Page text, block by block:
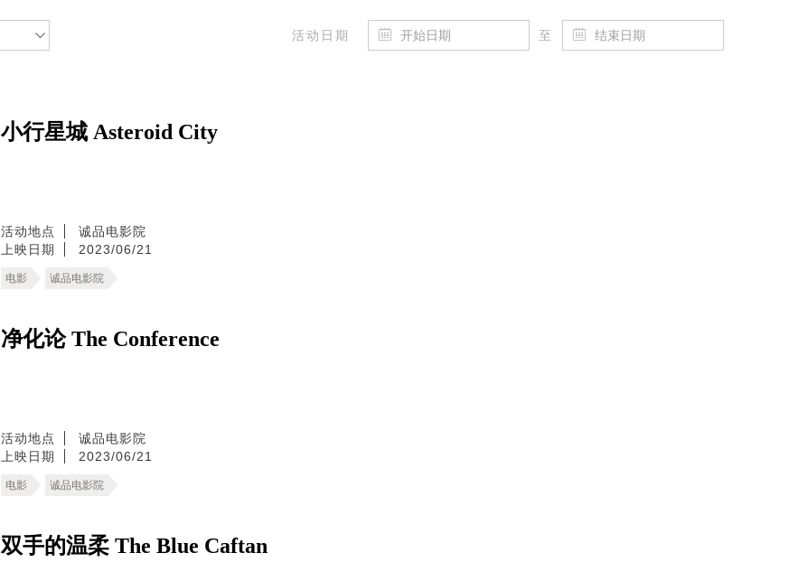
活动日期 至
小行星城 Asteroid City
活动地点
诚品电影院
上映日期
2023/06/21
电影 诚品电影院
净化论 The Conference
活动地点
诚品电影院
上映日期
2023/06/21
电影 诚品电影院
双手的温柔 The Blue Caftan